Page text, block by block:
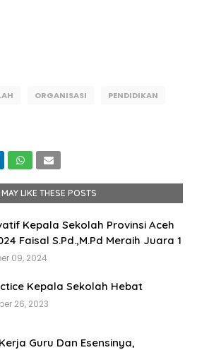
ORGANISASI
PENDIDIKAN
LIKE THESE POSTS
Kepala Sekolah Provinsi Aceh
Faisal S.Pd.,M.Pd Meraih Juara 1
09, 2024
Kepala Sekolah Hebat
26, 2023
Guru Dan Esensinya,